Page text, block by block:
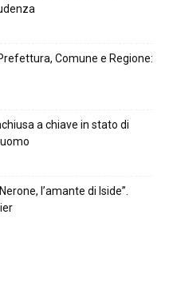
Comune e Regione:
a chiave in stato di
l’amante di Iside”.